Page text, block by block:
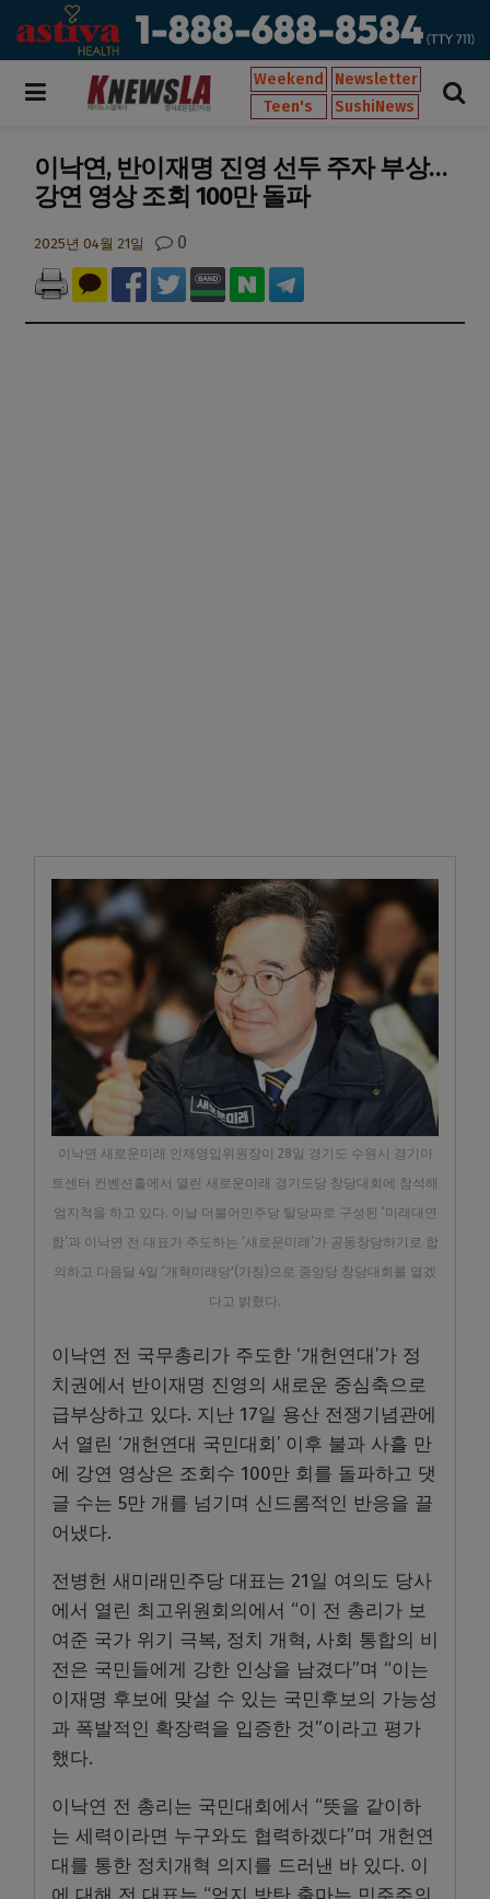
Weekend
Newsletter
Teen's
SushiNews
이낙연, 반이재명 진영 선두 주자 부상…
강연 영상 조회 100만 돌파
2025년 04월 21일 0
이낙연 새로운미래 인재영입위원장이 28일 경기도 수원시 경기아
트센터 컨벤션홀에서 열린 새로운미래 경기도당 창당대회에 참석해
엄지척을 하고 있다. 이날 더불어민주당 탈당파로 구성된 ‘미래대연
합’과 이낙연 전 대표가 주도하는 ‘새로운미래’가 공동창당하기로 합
의하고 다음달 4일 ‘개혁미래당'(가칭)으로 중앙당 창당대회를 열겠
다고 밝혔다.
이낙연 전 국무총리가 주도한 ‘개헌연대’가 정
치권에서 반이재명 진영의 새로운 중심축으로
급부상하고 있다. 지난 17일 용산 전쟁기념관에
서 열린 ‘개헌연대 국민대회’ 이후 불과 사흘 만
에 강연 영상은 조회수 100만 회를 돌파하고 댓
글 수는 5만 개를 넘기며 신드롬적인 반응을 끌
어냈다.
전병헌 새미래민주당 대표는 21일 여의도 당사
에서 열린 최고위원회의에서 “이 전 총리가 보
여준 국가 위기 극복, 정치 개혁, 사회 통합의 비
전은 국민들에게 강한 인상을 남겼다”며 “이는
이재명 후보에 맞설 수 있는 국민후보의 가능성
과 폭발적인 확장력을 입증한 것”이라고 평가
했다.
이낙연 전 총리는 국민대회에서 “뜻을 같이하
는 세력이라면 누구와도 협력하겠다”며 개헌연
대를 통한 정치개혁 의지를 드러낸 바 있다. 이